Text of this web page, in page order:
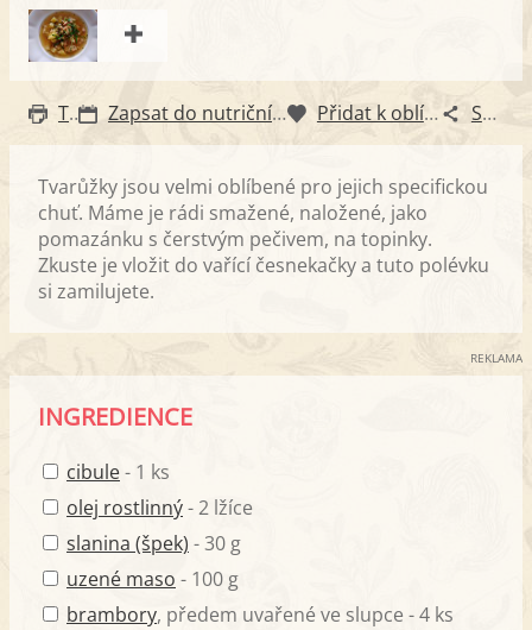
Tisk Zapsat do nutričního diáře Přidat k oblíbeným Sdílet
Tvarůžky jsou velmi oblíbené pro jejich specifickou
chuť. Máme je rádi smažené, naložené, jako
pomazánku s čerstvým pečivem, na topinky.
Zkuste je vložit do vařící česnekačky a tuto polévku
si zamilujete.
REKLAMA
INGREDIENCE
cibule- 1 ks
olej rostlinný- 2 lžíce
slanina (špek) - 30 g
uzené maso - 100 g
brambory, předem uvařené ve slupce - 4 ks